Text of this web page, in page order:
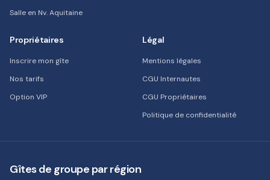
Salle en Nv. Aquitaine
Propriétaires
Inscrire mon gîte
Nos tarifs
Option VIP
Légal
Mentions légales
CGU Internautes
CGU Propriétaires
Politique de confidentialité
Gîtes de groupe par région